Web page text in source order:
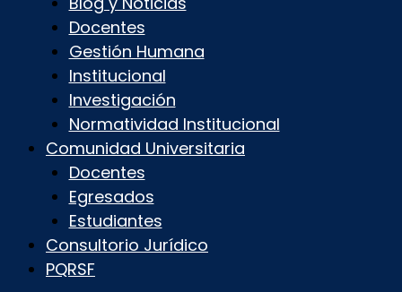
Docentes
Gestión Humana
Institucional
Investigación
Normatividad Institucional
Comunidad Universitaria
Docentes
Egresados
Estudiantes
Consultorio Jurídico
PQRSF